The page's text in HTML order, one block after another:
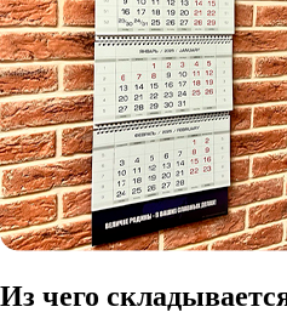
Из чего